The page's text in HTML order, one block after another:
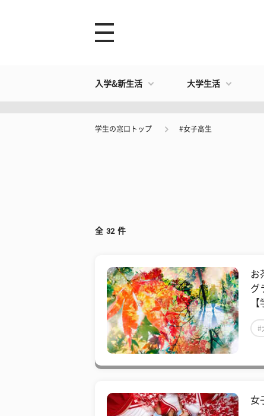
入学&新生活 大学生活
学生の窓口トップ #女子高生
全 32 件
お
グ
#
女